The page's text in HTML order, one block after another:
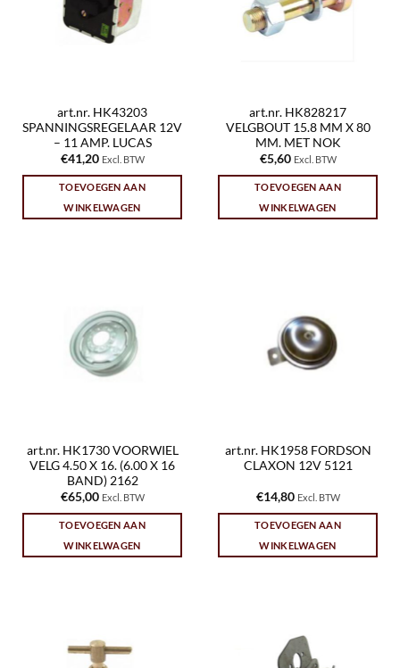
art.nr. HK43203
SPANNINGSREGELAAR 12V
– 11 AMP. LUCAS
€41,20 Excl. BTW
TOEVOEGEN AAN
WINKELWAGEN
art.nr. HK828217
VELGBOUT 15.8 MM X 80
MM. MET NOK
€5,60 Excl. BTW
TOEVOEGEN AAN
WINKELWAGEN
art.nr. HK1730 VOORWIEL
VELG 4.50 X 16. (6.00 X 16
BAND) 2162
€65,00 Excl. BTW
TOEVOEGEN AAN
WINKELWAGEN
art.nr. HK1958 FORDSON
CLAXON 12V 5121
€14,80 Excl. BTW
TOEVOEGEN AAN
WINKELWAGEN